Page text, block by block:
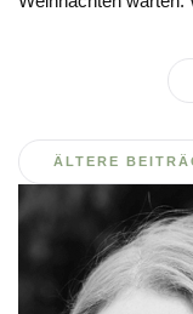
ÄLTERE